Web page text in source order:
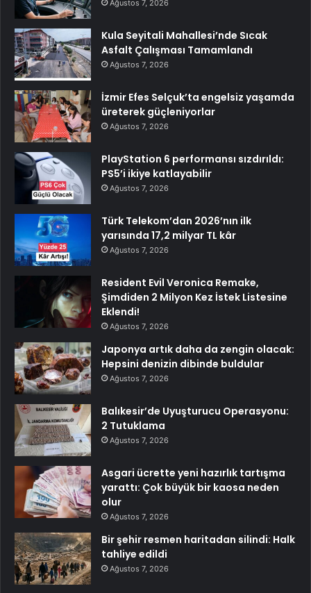
Ağustos 7, 2026
Kula Seyitali Mahallesi’nde Sıcak
Asfalt Çalışması Tamamlandı
Ağustos 7, 2026
İzmir Efes Selçuk’ta engelsiz yaşamda
üreterek güçleniyorlar
Ağustos 7, 2026
PlayStation 6 performansı sızdırıldı:
PS5’i ikiye katlayabilir
Ağustos 7, 2026
Türk Telekom’dan 2026’nın ilk
yarısında 17,2 milyar TL kâr
Ağustos 7, 2026
Resident Evil Veronica Remake,
Şimdiden 2 Milyon Kez İstek Listesine
Eklendi!
Ağustos 7, 2026
Japonya artık daha da zengin olacak:
Hepsini denizin dibinde buldular
Ağustos 7, 2026
Balıkesir’de Uyuşturucu Operasyonu:
2 Tutuklama
Ağustos 7, 2026
Asgari ücrette yeni hazırlık tartışma
yarattı: Çok büyük bir kaosa neden
olur
Ağustos 7, 2026
Bir şehir resmen haritadan silindi: Halk
tahliye edildi
Ağustos 7, 2026